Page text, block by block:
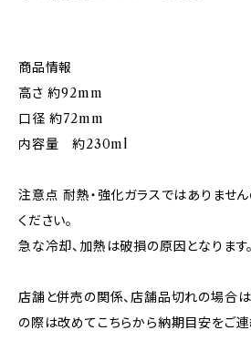
商品情報
高さ 約92mm
口径 約72mm
内容量 約230ml
注意点 耐熱・強化ガラスではありませ
ください。
急な冷却、加熱は破損の原因となります
店舗と併売の関係、店舗品切れの場合は
の際は改めてこちらから納期目安をご連